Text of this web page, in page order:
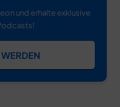
und erhalte exklusive